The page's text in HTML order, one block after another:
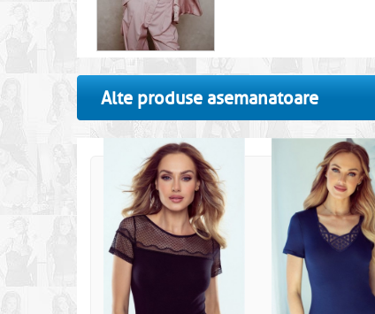
Alte produse asemanatoare